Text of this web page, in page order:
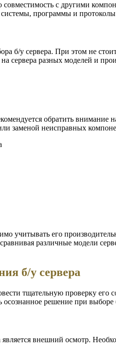
с другими
программы и
б/у сервера. При этом не
сервера разных моделей и
обратить внимание
заменой неисправных
учитывать его
различные модели
б/у сервера
тщательную проверку его
решение при выборе
внешний осмотр.